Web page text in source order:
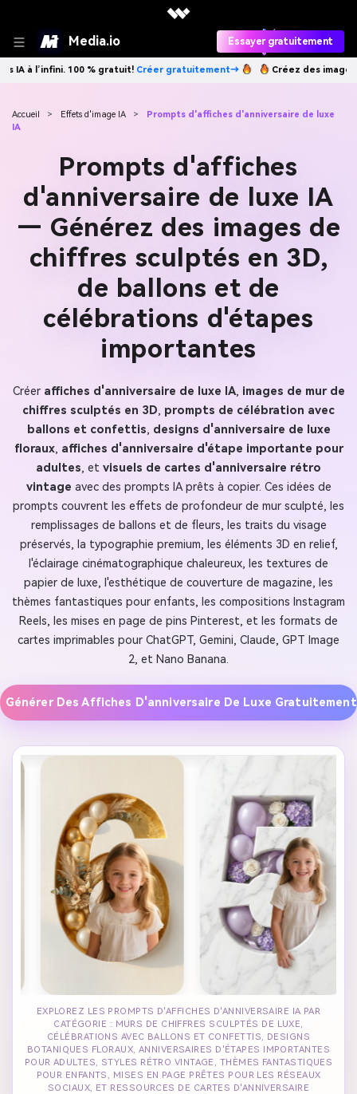
Media.io Essayer gratuitement
Créer gratuitement→ Créez des images IA à l’infini. 100 % gratuit!
Accueil > Effets d'image IA >
Prompts d'affiches d'anniversaire de luxe
IA
Prompts d'affiches
d'anniversaire de luxe IA
— Générez des images de
chiffres sculptés en 3D,
de ballons et de
célébrations d'étapes
importantes
Créer affiches d'anniversaire de luxe IA, images de mur de
chiffres sculptés en 3D, prompts de célébration avec
ballons et confettis, designs d'anniversaire de luxe
floraux, affiches d'anniversaire d'étape importante pour
adultes, et visuels de cartes d'anniversaire rétro
vintage avec des prompts IA prêts à copier. Ces idées de
prompts couvrent les effets de profondeur de mur sculpté, les
remplissages de ballons et de fleurs, les traits du visage
préservés, la typographie premium, les éléments 3D en relief,
l'éclairage cinématographique chaleureux, les textures de
papier de luxe, l'esthétique de couverture de magazine, les
thèmes fantastiques pour enfants, les compositions Instagram
Reels, les mises en page de pins Pinterest, et les formats de
cartes imprimables pour ChatGPT, Gemini, Claude, GPT Image
2, et Nano Banana.
Générer Des Affiches D'anniversaire De Luxe Gratuitement
EXPLOREZ LES PROMPTS D'AFFICHES D'ANNIVERSAIRE IA PAR
CATÉGORIE : MURS DE CHIFFRES SCULPTÉS DE LUXE,
CÉLÉBRATIONS AVEC BALLONS ET CONFETTIS, DESIGNS
BOTANIQUES FLORAUX, ANNIVERSAIRES D'ÉTAPES IMPORTANTES
POUR ADULTES, STYLES RÉTRO VINTAGE, THÈMES FANTASTIQUES
POUR ENFANTS, MISES EN PAGE PRÊTES POUR LES RÉSEAUX
SOCIAUX, ET RESSOURCES DE CARTES D'ANNIVERSAIRE